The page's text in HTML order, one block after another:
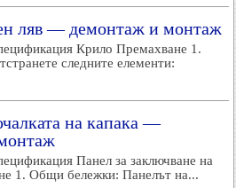
ляв — демонтаж и монтаж
Крило Премахване 1.
следните елементи:
на капака —
Панел за заключване на
1. Общи бележки: Панелът на...